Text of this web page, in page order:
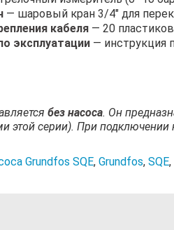
— шаровый кран 3/4" для
кабеля — 20
эксплуатации — инструкция
без насоса. Он
этой серии). При подключении
Grundfos SQE, Grundfos, SQE,